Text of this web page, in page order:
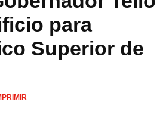
para
Superior de